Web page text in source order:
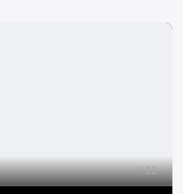
11